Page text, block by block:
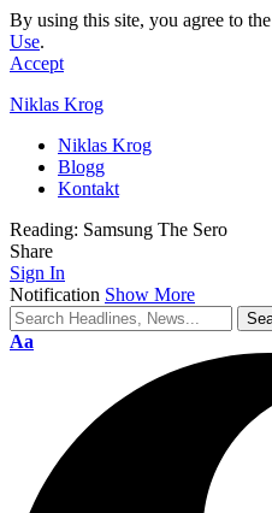
By using this site, you agree to the
Use.
Accept
Niklas Krog
Niklas Krog
Blogg
Kontakt
Reading: Samsung The Sero
Share
Sign In
Notification Show More
Font
Aa